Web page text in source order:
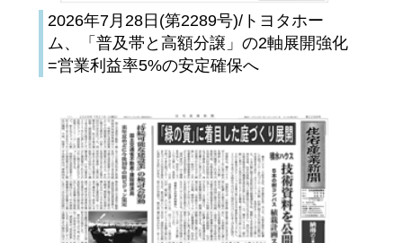
2026年7月28日(第2289号)/トヨタホー
ム、「普及帯と高額分譲」の2軸展開強化
=営業利益率5%の安定確保へ